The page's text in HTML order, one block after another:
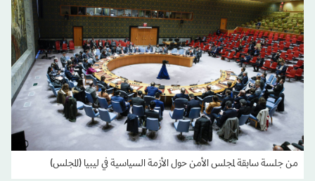
من جلسة سابقة لمجلس الأمن حول الأزمة السياسية في ليبيا (المجلس)